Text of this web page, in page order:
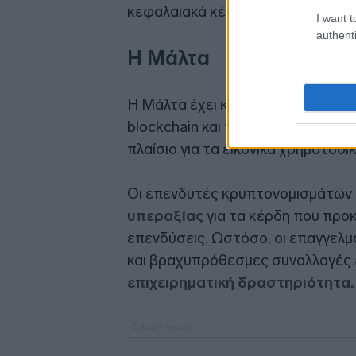
I want
κεφαλαιακά κέρδη, σύμφωνα με
Η Μάλτα
Η Μάλτα έχει καθιερωθεί ως μία
blockchain και τα
πλαίσιο για τα εικονικά
Οι επενδυτές
υπεραξίας για τα κέρδη που
επενδύσεις. Ωστόσο, οι
και βραχυπρόθεσμες συναλλαγές
επιχειρηματική δραστηριότητα.